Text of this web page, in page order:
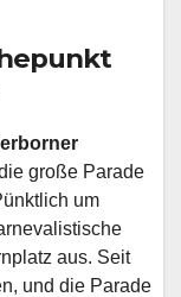
große Parade
um
aus. Seit
und die Parade